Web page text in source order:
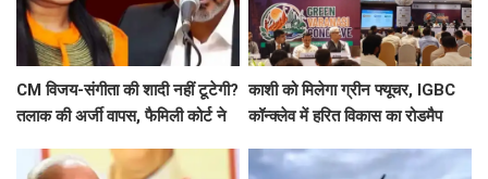
CM विजय-संगीता की शादी नहीं टूटेगी?
तलाक की अर्जी वापस, फैमिली कोर्ट ने
काशी को मिलेगा ग्रीन फ्यूचर, IGBC
कॉन्क्लेव में हरित विकास का रोडमैप